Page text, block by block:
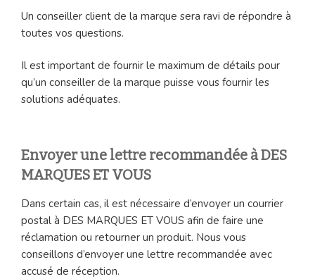
Un conseiller client de la marque sera ravi de répondre à
toutes vos questions.
Il est important de fournir le maximum de détails pour
qu’un conseiller de la marque puisse vous fournir les
solutions adéquates.
Envoyer une lettre recommandée à DES
MARQUES ET VOUS
Dans certain cas, il est nécessaire d’envoyer un courrier
postal à DES MARQUES ET VOUS afin de faire une
réclamation ou retourner un produit. Nous vous
conseillons d’envoyer une lettre recommandée avec
accusé de réception.